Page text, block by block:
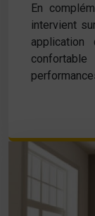
En
intervient
application